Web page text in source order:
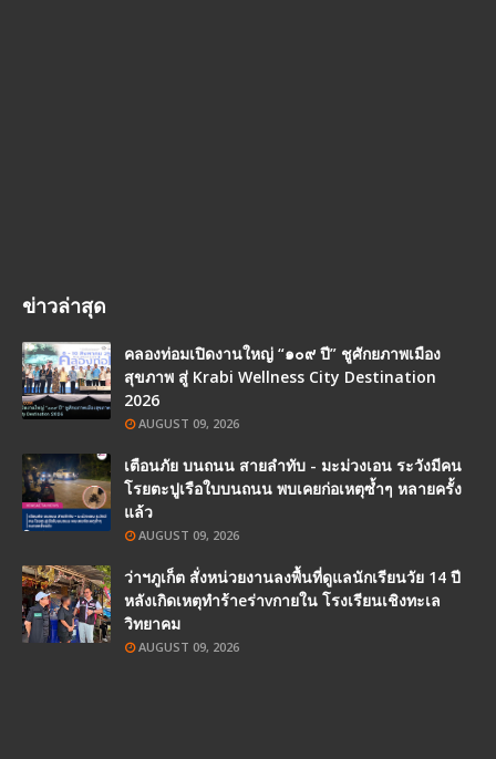
ข่าวล่าสุด
คลองท่อมเปิดงานใหญ่ “๑๐๙ ปี” ชูศักยภาพเมือง
สุขภาพ สู่ Krabi Wellness City Destination
2026
AUGUST 09, 2026
เตือนภัย บนถนน สายลำทับ - มะม่วงเอน ระวังมีคน
โรยตะปูเรือใบบนถนน พบเคยก่อเหตุซ้ำๆ หลายครั้ง
แล้ว
AUGUST 09, 2026
ว่าฯภูเก็ต สั่งหน่วยงานลงพื้นที่ดูแลนักเรียนวัย 14 ปี
หลังเกิดเหตุทำร้าeร่าvกายใน โรงเรียนเชิงทะเล
วิทยาคม
AUGUST 09, 2026